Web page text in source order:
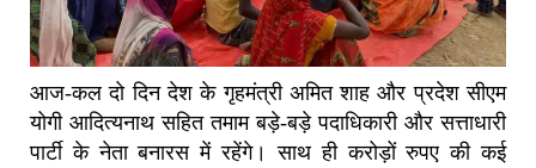
आज-कल दो दिन देश के गृहमंत्री अमित शाह और प्रदेश सीएम
योगी आदित्यनाथ सहित तमाम बड़े-बड़े पदाधिकारी और सत्ताधारी
पार्टी के नेता बनारस में रहेंगे। साथ ही करोड़ों रुपए की कई